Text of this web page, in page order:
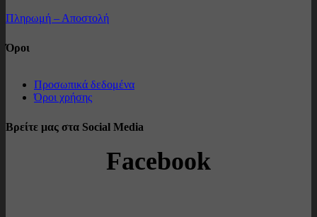
Πληρωμή – Αποστολή
Όροι
Προσωπικά δεδομένα
Όροι χρήσης
Βρείτε μας στα Social Media
Facebook